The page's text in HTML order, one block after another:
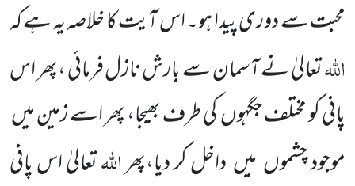
محبت سے دوری پیدا ہو۔ اس آیت کا خلاصہ یہ ہے کہ
اللہتعالیٰ نے آسمان سے بارش نازل فرمائی ،پھر اس
پانی کو مختلف جگہوں کی طرف بھیجا، پھر اسے زمین میں
موجود چشموں میں داخل کر دیا،پھراللہتعالیٰ اس پانی